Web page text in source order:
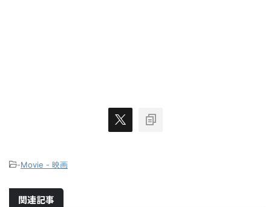
-Movie - 映画
関連記事